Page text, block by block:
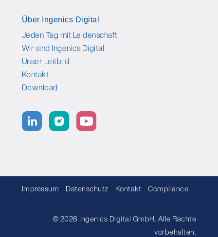
Über Ingenics Digital
Jeden Tag mit Leidenschaft
Wir sind Ingenics Digital
Unser Leitbild
Kontakt
Download
Impressum Datenschutz Kontakt Compliance
© 2026 Ingenics Digital GmbH. Alle Rechte
vorbehalten.